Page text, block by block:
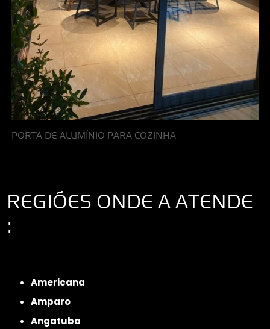
PORTA DE ALUMÍNIO PARA COZINHA
REGIÕES ONDE A ATENDE
:
Americana
Amparo
Angatuba